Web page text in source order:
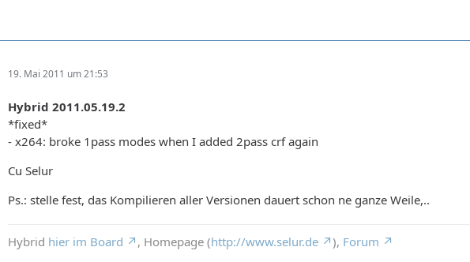
19. Mai 2011 um 21:53
Hybrid 2011.05.19.2
*fixed*
- x264: broke 1pass modes when I added 2pass crf again
Cu Selur
Ps.: stelle fest, das Kompilieren aller Versionen dauert schon ne ganze Weile,..
Hybrid hier im Board , Homepage (http://www.selur.de ), Forum